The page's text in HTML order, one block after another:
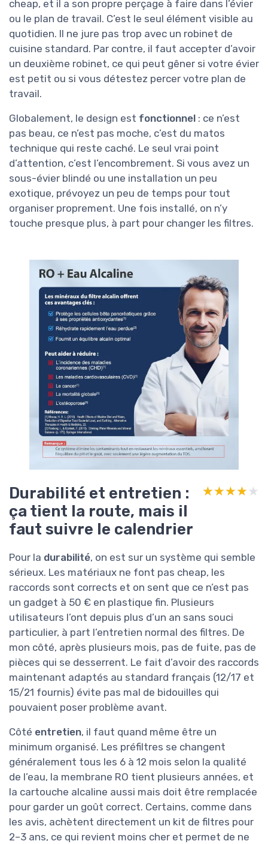
cheap, et il a son propre perçage à faire dans l’évier
ou le plan de travail. C’est le seul élément visible au
quotidien. Il ne jure pas trop avec un robinet de
cuisine standard. Par contre, il faut accepter d’avoir
un deuxième robinet, ce qui peut gêner si votre évier
est petit ou si vous détestez percer votre plan de
travail.
Globalement, le design est fonctionnel : ce n’est
pas beau, ce n’est pas moche, c’est du matos
technique qui reste caché. Le seul vrai point
d’attention, c’est l’encombrement. Si vous avez un
sous-évier blindé ou une installation un peu
exotique, prévoyez un peu de temps pour tout
organiser proprement. Une fois installé, on n’y
touche presque plus, à part pour changer les filtres.
Durabilité et entretien :
ça tient la route, mais il
faut suivre le calendrier
★★★★★
★★★★★
Pour la durabilité, on est sur un système qui semble
sérieux. Les matériaux ne font pas cheap, les
raccords sont corrects et on sent que ce n’est pas
un gadget à 50 € en plastique fin. Plusieurs
utilisateurs l’ont depuis plus d’un an sans souci
particulier, à part l’entretien normal des filtres. De
mon côté, après plusieurs mois, pas de fuite, pas de
pièces qui se desserrent. Le fait d’avoir des raccords
maintenant adaptés au standard français (12/17 et
15/21 fournis) évite pas mal de bidouilles qui
pouvaient poser problème avant.
Côté entretien, il faut quand même être un
minimum organisé. Les préfiltres se changent
généralement tous les 6 à 12 mois selon la qualité
de l’eau, la membrane RO tient plusieurs années, et
la cartouche alcaline aussi mais doit être remplacée
pour garder un goût correct. Certains, comme dans
les avis, achètent directement un kit de filtres pour
2–3 ans, ce qui revient moins cher et permet de ne